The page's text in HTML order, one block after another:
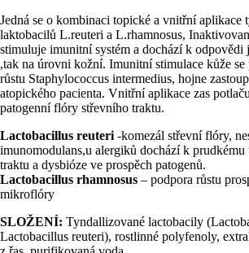
Jedná se o kombinaci topické a vnitřní aplikace
laktobacilů L.reuteri a L.rhamnosus,
stimuluje imunitní systém a dochází k odpovědi
,tak na úrovni kožní. Imunitní stimulace kůže
růstu Staphylococcus intermedius, hojne
atopického pacienta. Vnitřní aplikace zas
patogenní flóry střevního traktu.
Lactobacillus reuteri -komezál střevní flóry,
imunomodulans,u alergiků dochází k
traktu a dysbióze ve prospěch patogenů.
Lactobacillus rhamnosus – podpora růstu
mikroflóry
SLOŽENÍ: Tyndallizované lactobacily
Lactobacillus reuteri), rostlinné polyfenoly,